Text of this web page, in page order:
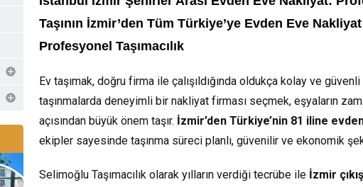
Taşının İzmir’den Tüm Türkiye’ye Evden Eve
Profesyonel Taşımacılık
Ev taşımak, doğru firma ile çalışıldığında oldukça kolay ve
taşınmalarda deneyimli bir nakliyat firması seçmek, eşyaların
açısından büyük önem taşır. İzmir’den Türkiye’nin 81 iline
ekipler sayesinde taşınma süreci planlı, güvenilir ve ekonomik
Selimoğlu Taşımacılık olarak yılların verdiği tecrübe ile İzmir